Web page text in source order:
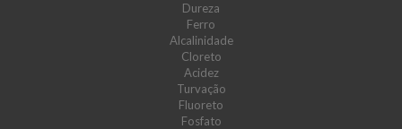
Dureza
Ferro
Alcalinidade
Cloreto
Acidez
Turvação
Fluoreto
Fosfato